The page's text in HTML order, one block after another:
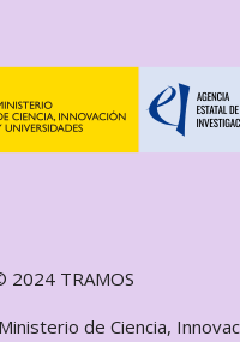
2024 TRAMOS
de Ciencia,